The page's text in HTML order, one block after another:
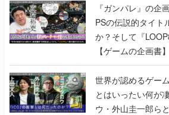
『ガンパレ』の
PSの伝説的タイト
か？そして『
【ゲームの企画書】
世界が認めるゲー
とはいったい何が
ウ・外山圭一郎ら